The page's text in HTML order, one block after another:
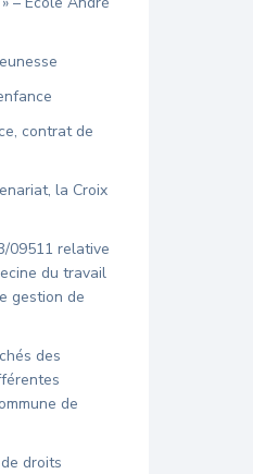
contrat de
la Croix
09511 relative
du travail
gestion de
des
de
droits